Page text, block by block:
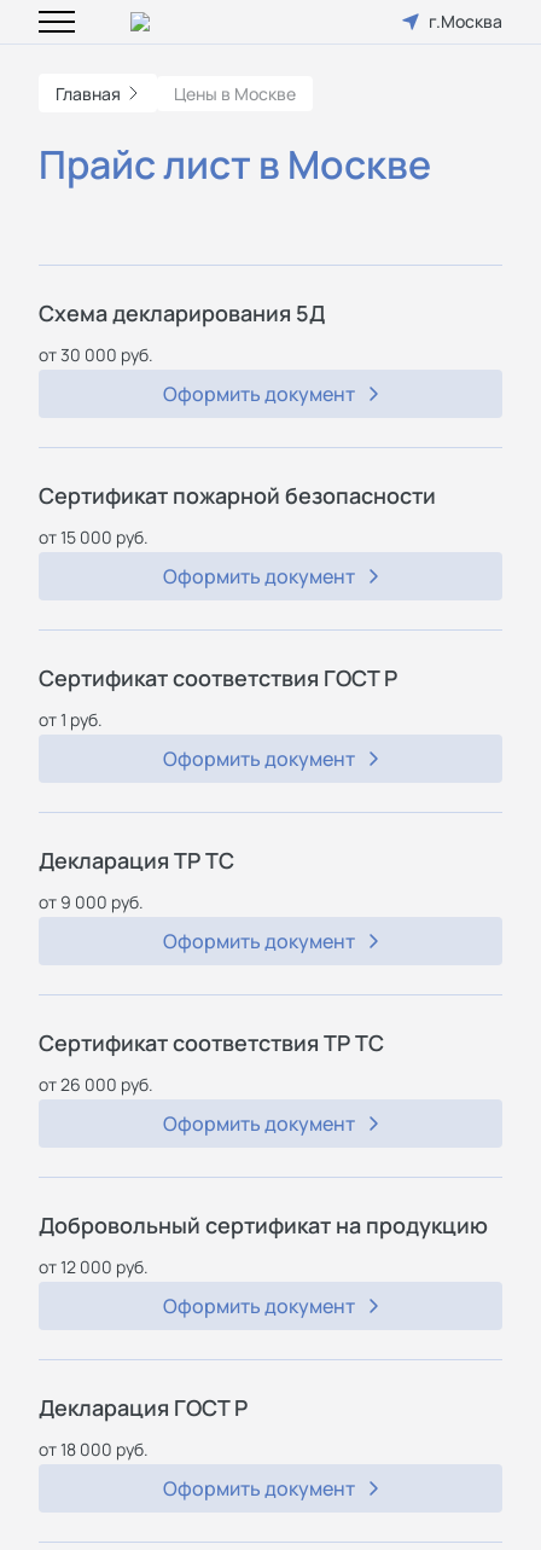
г.Москва
Главная Цены в Москве
Прайс лист в Москве
Схема декларирования 5Д
от 30 000 руб.
Оформить документ
Сертификат пожарной безопасности
от 15 000 руб.
Оформить документ
Сертификат соответствия ГОСТ Р
от 1 руб.
Оформить документ
Декларация ТР ТС
от 9 000 руб.
Оформить документ
Сертификат соответствия ТР ТС
от 26 000 руб.
Оформить документ
Добровольный сертификат на продукцию
от 12 000 руб.
Оформить документ
Декларация ГОСТ Р
от 18 000 руб.
Оформить документ